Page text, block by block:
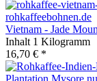
Vietnam - Jade
Inhalt 1 Kilogramm
16,70 € *
Plantation Mysore